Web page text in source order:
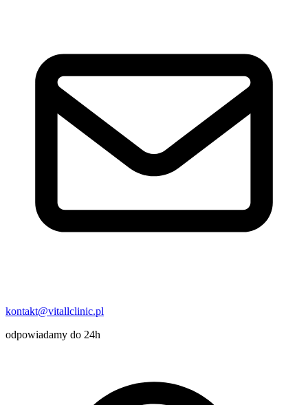
kontakt@vitallclinic.pl
odpowiadamy do 24h